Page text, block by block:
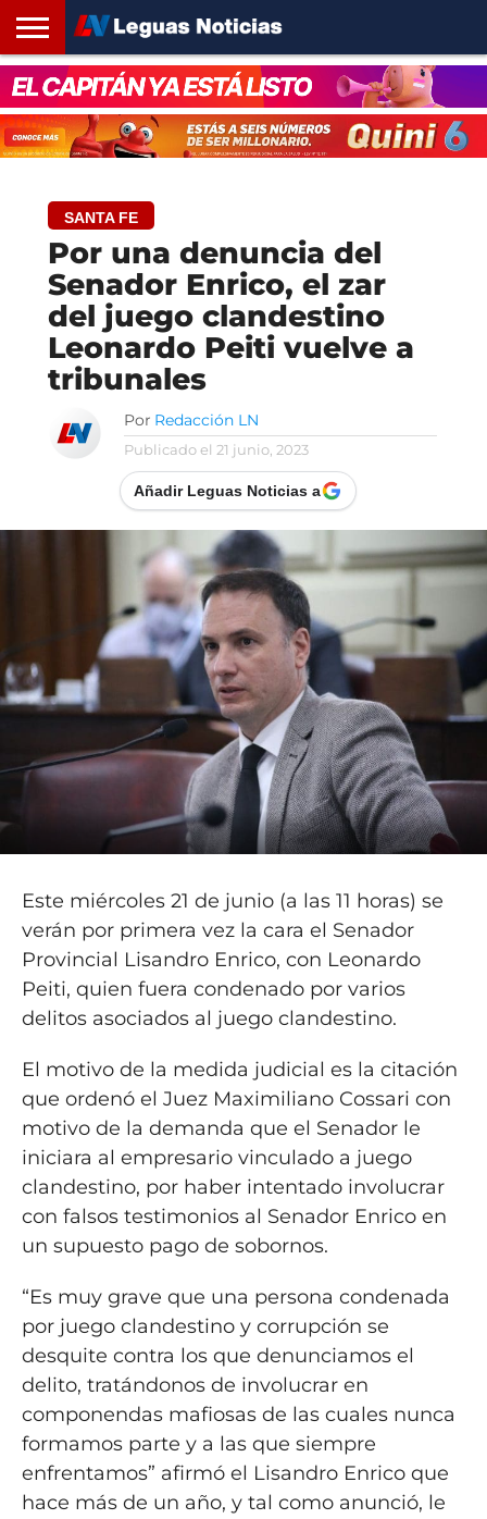
INICIO
SANTA
FE
ROSARIO24
REGIONES
ARGENTINA
OPINIÓN
CONTACTO
SANTA FE
Por una denuncia del
Senador Enrico, el zar
del juego clandestino
Leonardo Peiti vuelve a
tribunales
Por Redacción LN
Publicado el 21 junio, 2023
Añadir Leguas Noticias a
Este miércoles 21 de junio (a las 11 horas) se
verán por primera vez la cara el Senador
Provincial Lisandro Enrico, con Leonardo
Peiti, quien fuera condenado por varios
delitos asociados al juego clandestino.
El motivo de la medida judicial es la citación
que ordenó el Juez Maximiliano Cossari con
motivo de la demanda que el Senador le
iniciara al empresario vinculado a juego
clandestino, por haber intentado involucrar
con falsos testimonios al Senador Enrico en
un supuesto pago de sobornos.
“Es muy grave que una persona condenada
por juego clandestino y corrupción se
desquite contra los que denunciamos el
delito, tratándonos de involucrar en
componendas mafiosas de las cuales nunca
formamos parte y a las que siempre
enfrentamos” afirmó el Lisandro Enrico que
hace más de un año, y tal como anunció, le